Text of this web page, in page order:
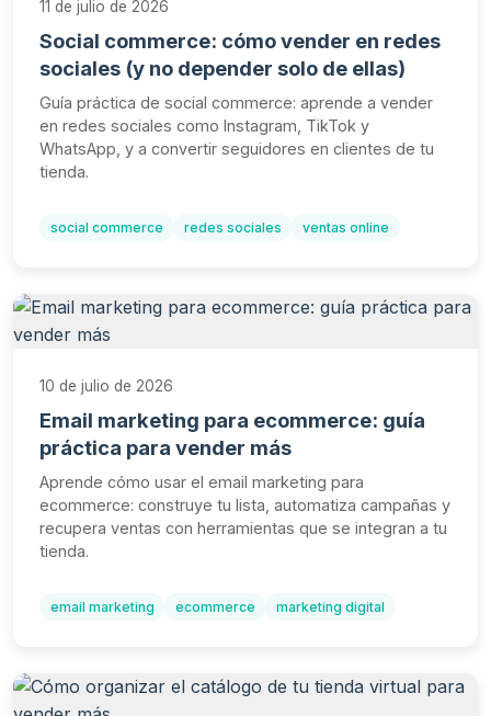
11 de julio de 2026
Social commerce: cómo vender en redes
sociales (y no depender solo de ellas)
Guía práctica de social commerce: aprende a vender
en redes sociales como Instagram, TikTok y
WhatsApp, y a convertir seguidores en clientes de tu
tienda.
social commerce redes sociales ventas online
10 de julio de 2026
Email marketing para ecommerce: guía
práctica para vender más
Aprende cómo usar el email marketing para
ecommerce: construye tu lista, automatiza campañas y
recupera ventas con herramientas que se integran a tu
tienda.
email marketing ecommerce marketing digital